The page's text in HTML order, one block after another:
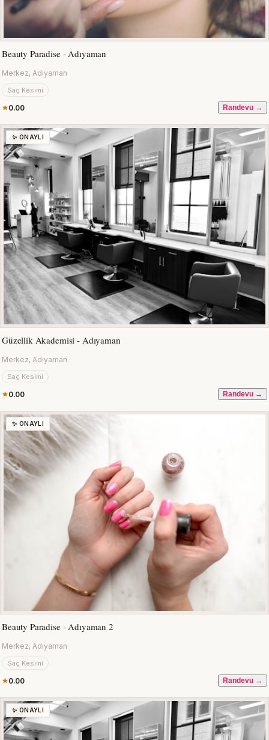
Beauty Paradise - Adıyaman
Merkez, Adıyaman
Saç Kesimi
0.00 Randevu →
✨ ONAYLI
Güzellik Akademisi - Adıyaman
Merkez, Adıyaman
Saç Kesimi
0.00 Randevu →
✨ ONAYLI
Beauty Paradise - Adıyaman 2
Merkez, Adıyaman
Saç Kesimi
0.00 Randevu →
✨ ONAYLI